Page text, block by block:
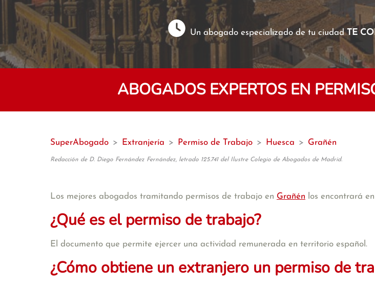
Un abogado especializado de tu ciudadTE
ABOGADOS EXPERTOS EN
SuperAbogado > Extranjería > Permiso de Trabajo > Huesca > Grañén
Redacción de D. Diego Fernández Fernández, letrado 125.741 del Ilustre Colegio de Abogados de Madrid.
Los mejores abogados tramitando permisos de trabajo en Grañén los encontrará
¿Qué es el permiso de trabajo?
El documento que permite ejercer una actividad remunerada en territorio español.
¿Cómo obtiene un extranjero un permiso de